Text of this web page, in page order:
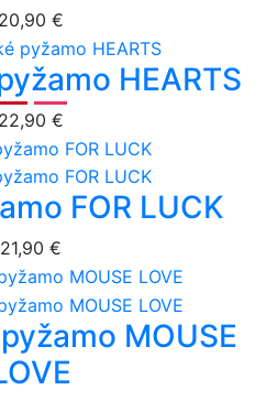
20,90 €
HEARTS
22,90 €
FOR LUCK
21,90 €
MOUSE